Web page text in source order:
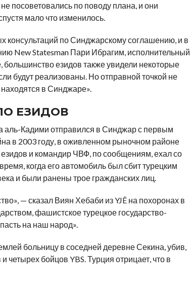
посоветовались по поводу плана, и они
мало что изменилось.
консультаций по Синджарскому соглашению, и в
New Statesman Пари Ибрагим, исполнительный
езидов также увидели некоторые
будут реализованы. Но отправной точкой не
в Синджаре».
ЕЗИДОВ
аль-Кадими отправился в Синджар с первым
в 2003 году, в оживленном рыночном районе
и командир ЧВФ, по сообщениям, ехал со
когда его автомобиль был сбит турецким
и были ранены трое гражданских лиц.
— сказал Виян Хебаби из YJÊ на похоронах в
фашистское турецкое государство-
на наш народ».
больницу в соседней деревне Секина, убив,
бойцов YBS. Турция отрицает, что в